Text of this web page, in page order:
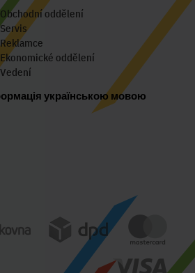
oddělení
oddělení
українською мовою